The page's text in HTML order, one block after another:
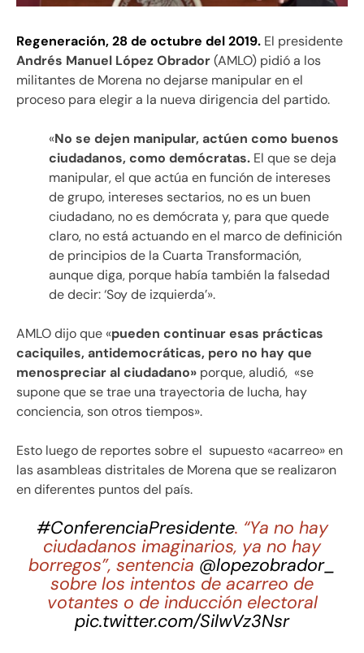
Regeneración, 28 de octubre del 2019. El presidente
Andrés Manuel López Obrador(AMLO) pidió a los
militantes de Morena no dejarse manipular en el
proceso para elegir a la nueva dirigencia del partido.
«No se dejen manipular, actúen como buenos
ciudadanos, como demócratas. El que se deja
manipular, el que actúa en función de intereses
de grupo, intereses sectarios, no es un buen
ciudadano, no es demócrata y, para que quede
claro, no está actuando en el marco de definición
de principios de la Cuarta Transformación,
aunque diga, porque había también la falsedad
de decir: ‘Soy de izquierda’».
AMLO dijo que «pueden continuar esas prácticas
caciquiles, antidemocráticas, pero no hay que
menospreciar al ciudadano» porque, aludió, «se
supone que se trae una trayectoria de lucha, hay
conciencia, son otros tiempos».
Esto luego de reportes sobre el supuesto «acarreo» en
las asambleas distritales de Morena que se realizaron
en diferentes puntos del país.
#ConferenciaPresidente. “Ya no hay
ciudadanos imaginarios, ya no hay
borregos”, sentencia @lopezobrador_
sobre los intentos de acarreo de
votantes o de inducción electoral
pic.twitter.com/SilwVz3Nsr